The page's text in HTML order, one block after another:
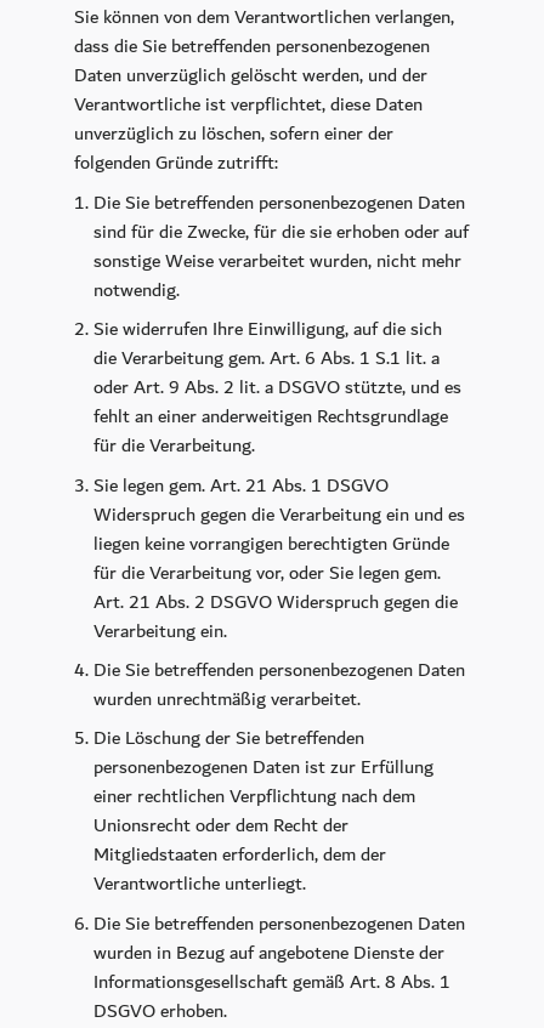
Sie können von dem Verantwortlichen verlangen,
dass die Sie betreffenden personenbezogenen
Daten unverzüglich gelöscht werden, und der
Verantwortliche ist verpflichtet, diese Daten
unverzüglich zu löschen, sofern einer der
folgenden Gründe zutrifft:
Die Sie betreffenden personenbezogenen Daten
sind für die Zwecke, für die sie erhoben oder auf
sonstige Weise verarbeitet wurden, nicht mehr
notwendig.
Sie widerrufen Ihre Einwilligung, auf die sich
die Verarbeitung gem. Art. 6 Abs. 1 S.1 lit. a
oder Art. 9 Abs. 2 lit. a DSGVO stützte, und es
fehlt an einer anderweitigen Rechtsgrundlage
für die Verarbeitung.
Sie legen gem. Art. 21 Abs. 1 DSGVO
Widerspruch gegen die Verarbeitung ein und es
liegen keine vorrangigen berechtigten Gründe
für die Verarbeitung vor, oder Sie legen gem.
Art. 21 Abs. 2 DSGVO Widerspruch gegen die
Verarbeitung ein.
Die Sie betreffenden personenbezogenen Daten
wurden unrechtmäßig verarbeitet.
Die Löschung der Sie betreffenden
personenbezogenen Daten ist zur Erfüllung
einer rechtlichen Verpflichtung nach dem
Unionsrecht oder dem Recht der
Mitgliedstaaten erforderlich, dem der
Verantwortliche unterliegt.
Die Sie betreffenden personenbezogenen Daten
wurden in Bezug auf angebotene Dienste der
Informationsgesellschaft gemäß Art. 8 Abs. 1
DSGVO erhoben.